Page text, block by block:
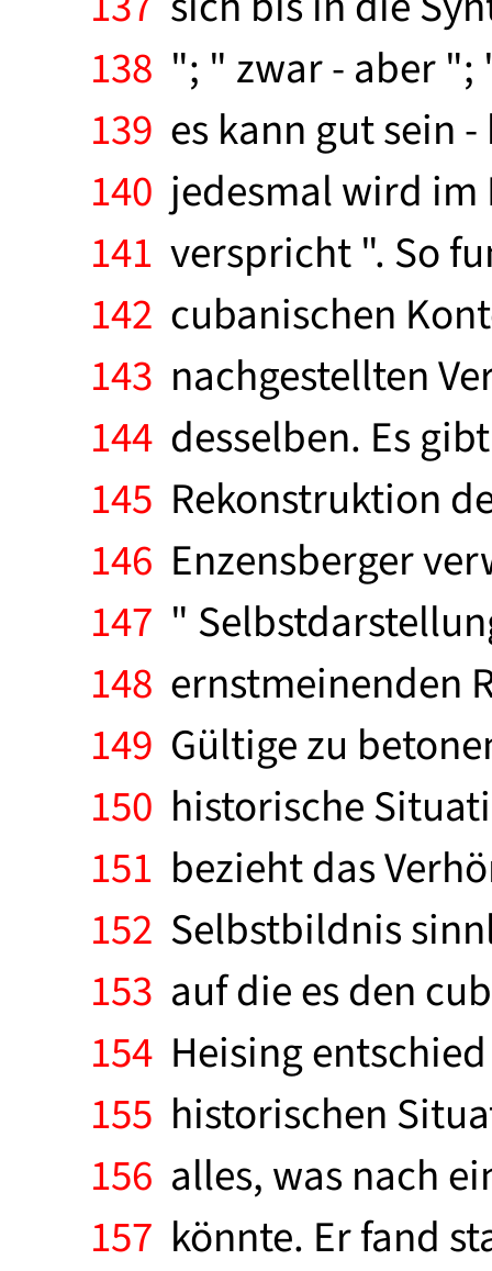
138 "; " zwar - aber
139 es kann gut sein
140 jedesmal wird im
141 verspricht ". So
142 cubanischen
143 nachgestellten
144 desselben. Es
145 Rekonstruktion
146 Enzensberger
147 "
148 ernstmeinenden
149 Gültige zu
150 historische
151 bezieht das
152 Selbstbildnis
153 auf die es den
154 Heising
155 historischen
156 alles, was nach
157 könnte. Er fand